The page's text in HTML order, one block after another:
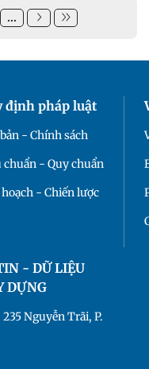
...
định pháp luật
- Chính sách
chuẩn - Quy chuẩn
- Chiến lược
- DỮ LIỆU
DỰNG
Nguyễn Trãi, P.